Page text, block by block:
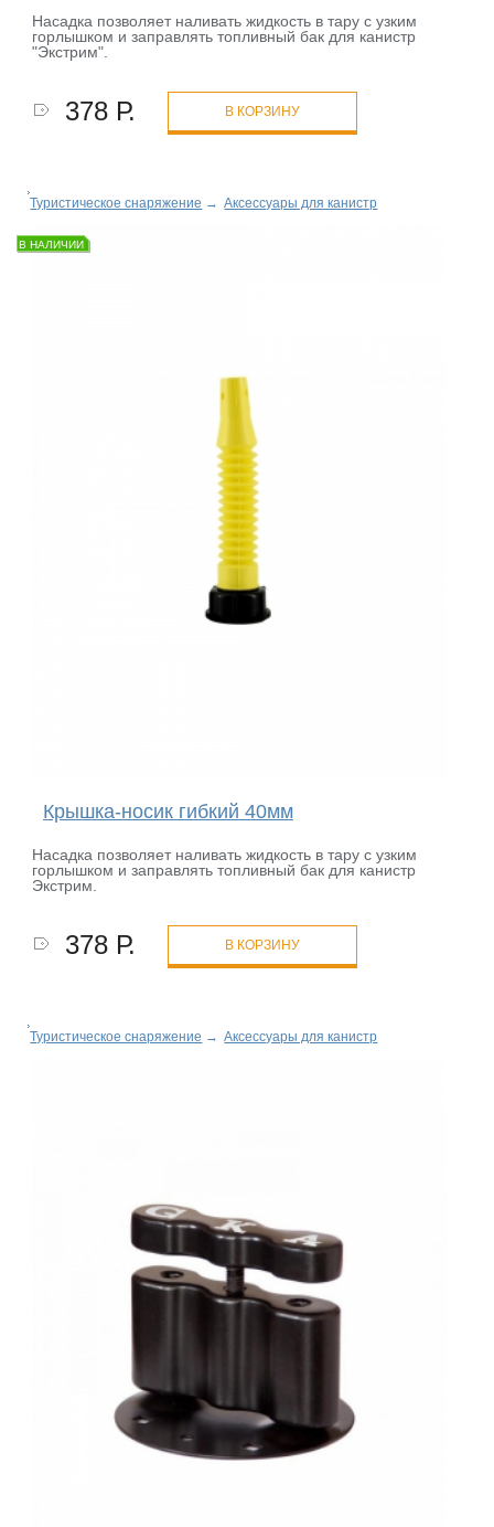
Насадка позволяет наливать жидкость в тару с узким
горлышком и заправлять топливный бак для канистр
"Экстрим".
378 Р. В КОРЗИНУ
Туристическое снаряжение → Аксессуары для канистр
В НАЛИЧИИ
Крышка-носик гибкий 40мм
Насадка позволяет наливать жидкость в тару с узким
горлышком и заправлять топливный бак для канистр
Экстрим.
378 Р. В КОРЗИНУ
Туристическое снаряжение → Аксессуары для канистр